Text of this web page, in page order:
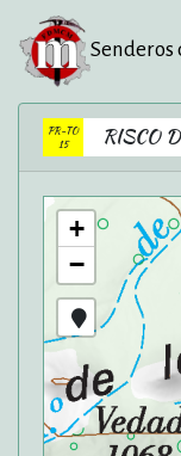
Senderos
PR-TO
15
RISCO
+
−